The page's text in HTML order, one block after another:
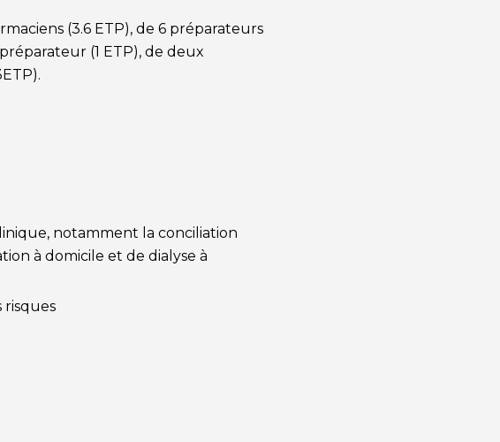
(3.6 ETP), de 6 préparateurs
(1 ETP), de deux
notamment la conciliation
à domicile et de dialyse à
risques